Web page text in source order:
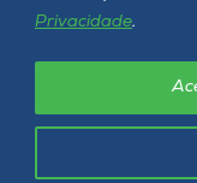
Privacidade.
Unoesc © 2026 - Todos os
Política de privacidade